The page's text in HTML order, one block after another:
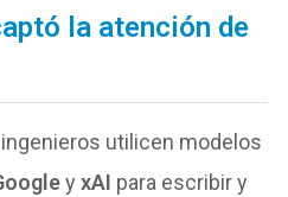
la atención de
utilicen modelos
yxAI para escribir y